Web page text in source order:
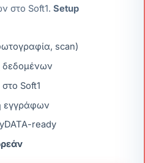
στο Soft1. Setup
scan)
δεδομένων
Soft1
εγγράφων
ready